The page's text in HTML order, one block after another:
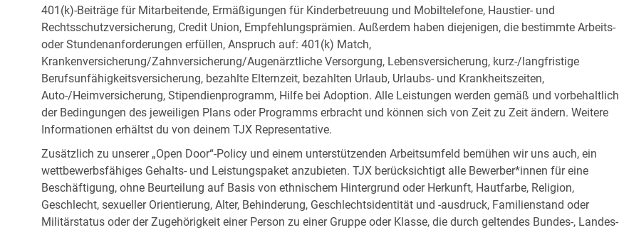
401(k)-Beiträge für Mitarbeitende, Ermäßigungen für Kinderbetreuung und Mobiltelefone, Haustier- und
Rechtsschutzversicherung, Credit Union, Empfehlungsprämien. Außerdem haben diejenigen, die bestimmte Arbeits-
oder Stundenanforderungen erfüllen, Anspruch auf: 401(k) Match,
Krankenversicherung/Zahnversicherung/Augenärztliche Versorgung, Lebensversicherung, kurz-/langfristige
Berufsunfähigkeitsversicherung, bezahlte Elternzeit, bezahlten Urlaub, Urlaubs- und Krankheitszeiten,
Auto-/Heimversicherung, Stipendienprogramm, Hilfe bei Adoption. Alle Leistungen werden gemäß und vorbehaltlich
der Bedingungen des jeweiligen Plans oder Programms erbracht und können sich von Zeit zu Zeit ändern. Weitere
Informationen erhältst du von deinem TJX Representative.
Zusätzlich zu unserer „Open Door“-Policy und einem unterstützenden Arbeitsumfeld bemühen wir uns auch, ein
wettbewerbsfähiges Gehalts- und Leistungspaket anzubieten. TJX berücksichtigt alle Bewerber*innen für eine
Beschäftigung, ohne Beurteilung auf Basis von ethnischem Hintergrund oder Herkunft, Hautfarbe, Religion,
Geschlecht, sexueller Orientierung, Alter, Behinderung, Geschlechtsidentität und -ausdruck, Familienstand oder
Militärstatus oder der Zugehörigkeit einer Person zu einer Gruppe oder Klasse, die durch geltendes Bundes-, Landes-